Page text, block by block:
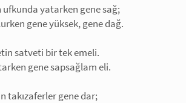
yatarken gene sağ;
gene yüksek, gene dağ.
satveti bir tek emeli.
gene sapsağlam eli.
takızaferler gene dar;